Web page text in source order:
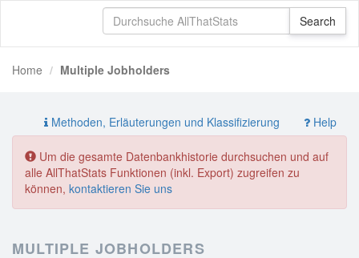
Home Multiple Jobholders
Methoden, Erläuterungen und Klassifizierung Help
Um die gesamte Datenbankhistorie durchsuchen und auf
alle AllThatStats Funktionen (inkl. Export) zugreifen zu
können, kontaktieren Sie uns
MULTIPLE JOBHOLDERS